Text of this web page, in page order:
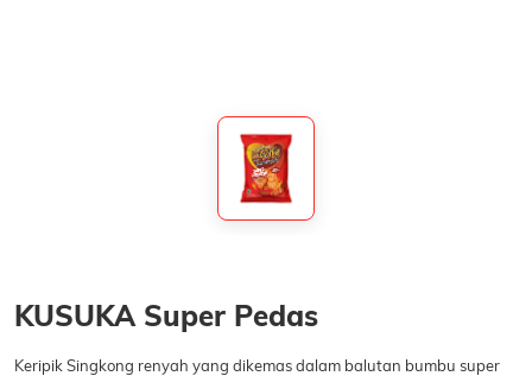
KUSUKA Super Pedas
Keripik Singkong renyah yang dikemas dalam balutan bumbu super